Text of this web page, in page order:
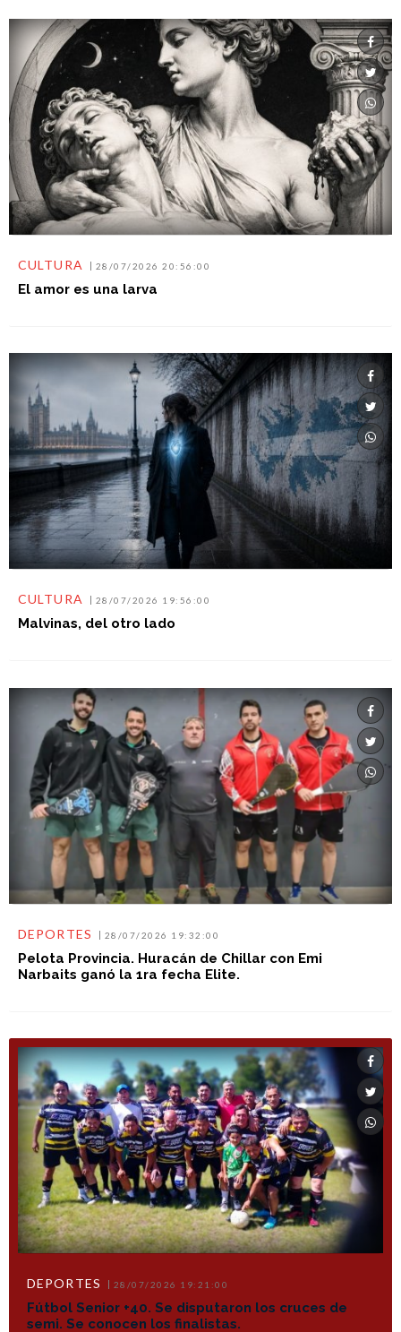
CULTURA 28/07/2026 20:56:00
El amor es una larva
CULTURA 28/07/2026 19:56:00
Malvinas, del otro lado
DEPORTES 28/07/2026 19:32:00
Pelota Provincia. Huracán de Chillar con Emi
Narbaits ganó la 1ra fecha Elite.
DEPORTES 28/07/2026 19:21:00
Fútbol Senior +40. Se disputaron los cruces de
semi. Se conocen los finalistas.